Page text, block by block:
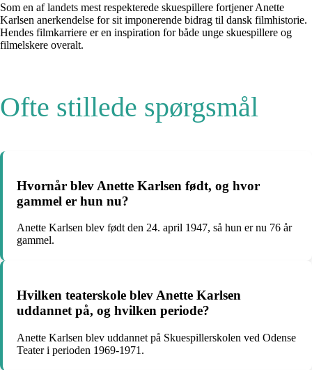
Som en af landets mest respekterede skuespillere fortjener Anette
Karlsen anerkendelse for sit imponerende bidrag til dansk filmhistorie.
Hendes filmkarriere er en inspiration for både unge skuespillere og
filmelskere overalt.
Ofte stillede spørgsmål
Hvornår blev Anette Karlsen født, og hvor
gammel er hun nu?
Anette Karlsen blev født den 24. april 1947, så hun er nu 76 år
gammel.
Hvilken teaterskole blev Anette Karlsen
uddannet på, og hvilken periode?
Anette Karlsen blev uddannet på Skuespillerskolen ved Odense
Teater i perioden 1969-1971.